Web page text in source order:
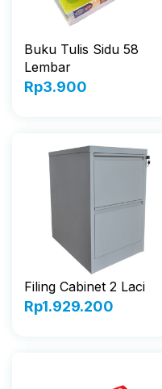
Buku Tulis Sidu 58
Lembar
Rp3.900
Filing Cabinet 2 Laci
Rp1.929.200